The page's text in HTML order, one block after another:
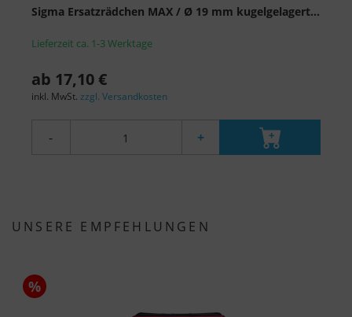
Sigma Ersatzrädchen MAX / Ø 19 mm kugelgelagert...
Lieferzeit ca. 1-3 Werktage
ab 17,10 €
inkl. MwSt. zzgl. Versandkosten
- +
UNSERE EMPFEHLUNGEN
%